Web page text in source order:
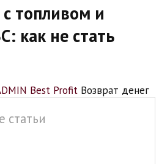
топливом и
как не стать
Best Profit Возврат денег
статьи